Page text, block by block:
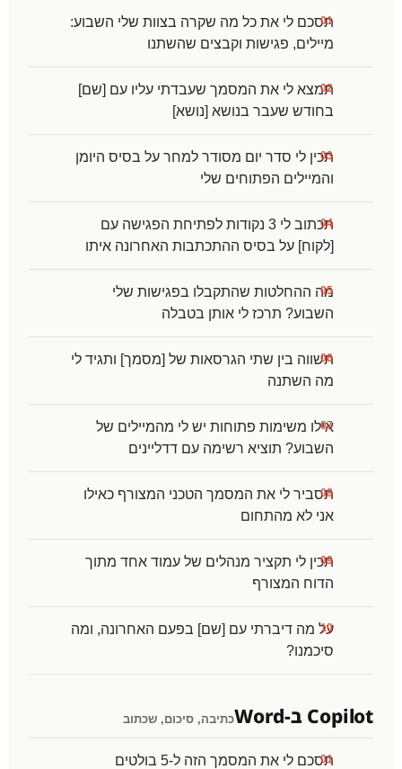
תסכם לי את כל מה שקרה בצוות שלי השבוע:
מיילים, פגישות וקבצים שהשתנו
תמצא לי את המסמך שעבדתי עליו עם [שם]
בחודש שעבר בנושא [נושא]
תכין לי סדר יום מסודר למחר על בסיס היומן
והמיילים הפתוחים שלי
תכתוב לי 3 נקודות לפתיחת הפגישה עם
[לקוח] על בסיס ההתכתבות האחרונה איתו
מה ההחלטות שהתקבלו בפגישות שלי
השבוע? תרכז לי אותן בטבלה
תשווה בין שתי הגרסאות של [מסמך] ותגיד לי
מה השתנה
אילו משימות פתוחות יש לי מהמיילים של
השבוע? תוציא רשימה עם דדליינים
תסביר לי את המסמך הטכני המצורף כאילו
אני לא מהתחום
תכין לי תקציר מנהלים של עמוד אחד מתוך
הדוח המצורף
על מה דיברתי עם [שם] בפעם האחרונה, ומה
סיכמנו?
Copilot ב-Word כתיבה, סיכום, שכתוב
תסכם לי את המסמך הזה ל-5 בולטים